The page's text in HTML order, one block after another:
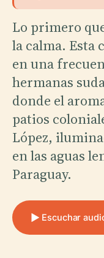
Lo primero
la calma. Esta
en una
hermanas
donde el
patios
López,
en las aguas
Paraguay.
Escuchar